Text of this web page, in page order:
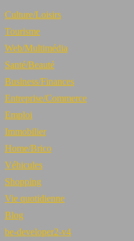
Culture/Loisirs
Tourisme
Web/Multimédia
Santé/Beauté
Business/Finances
Entreprise/Commerce
Emploi
Immobilier
Home/Brico
Véhicules
Shopping
Vie quotidienne
Blog
be-developer2-v4